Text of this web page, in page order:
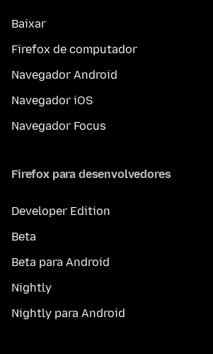
Baixar
Firefox de computador
Navegador Android
Navegador iOS
Navegador Focus
Firefox para desenvolvedores
Developer Edition
Beta
Beta para Android
Nightly
Nightly para Android